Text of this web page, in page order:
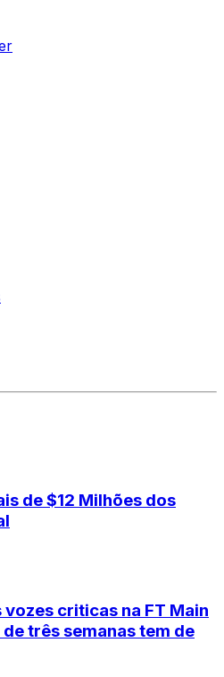
de $12 Milhões dos
vozes criticas na FT Main
três semanas tem de